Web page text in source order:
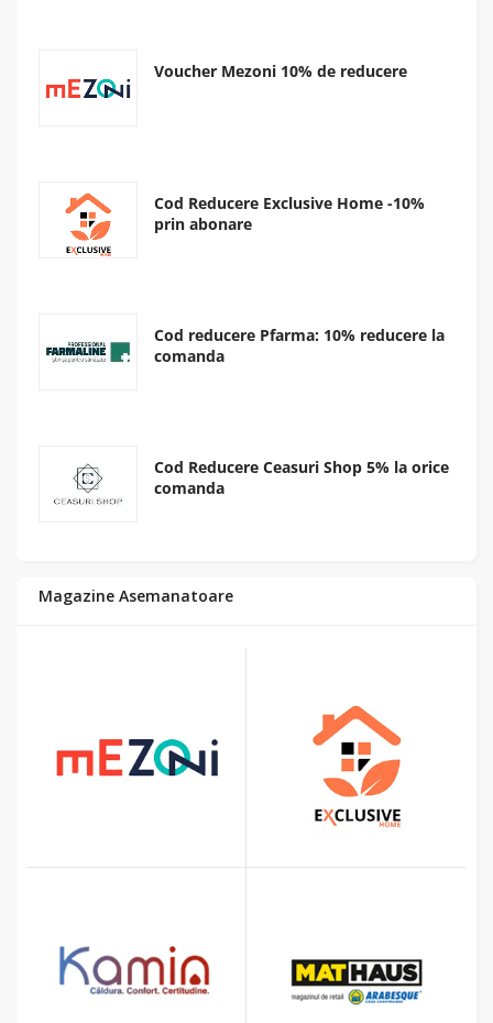
Voucher Mezoni 10% de reducere
Cod Reducere Exclusive Home -10%
prin abonare
Cod reducere Pfarma: 10% reducere la
comanda
Cod Reducere Ceasuri Shop 5% la orice
comanda
Magazine Asemanatoare